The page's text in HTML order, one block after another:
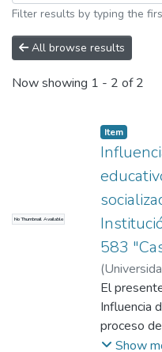
Filter results by typing the
All browse results
Now showing 1 - 2 of 2
No Thumbnail Available
Item
583
(
Velásquez,
Velásquez
El
Influencia
proceso
la Show